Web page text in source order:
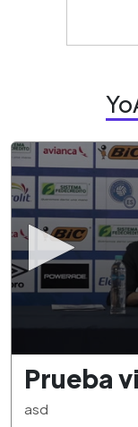
seconds
minutes,
Prueba
asd